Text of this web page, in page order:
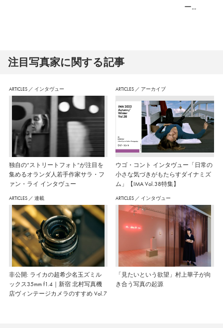
ー...
注⽬写真家に関する記事
ARTICLES ／ インタヴュー
独自の“ストリートフォト”が注目を
集めるオランダ人若手作家サラ・フ
ァン・ライ インタヴュー
ARTICLES ／ アーカイブ
ウゴ・コント インタヴュー「日常の
小さな気づきがもたらすダイナミズ
ム」【IMA Vol.38特集】
ARTICLES ／ 連載
非公開: ライカの超希少名玉ズミル
ックス35mm f1.4｜新宿 北村写真機
店ヴィンテージカメラのすすめ Vol.7
ARTICLES ／ インタヴュー
「見たいという欲望」村上華子が向
き合う写真の起源